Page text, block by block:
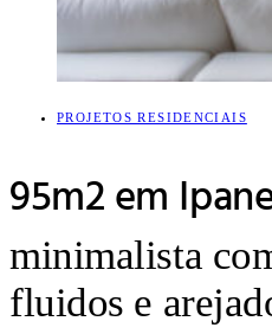
Pedidos
Log out
PROJETOS RESIDENCIAIS
95m2 em
minimalista
fluidos e